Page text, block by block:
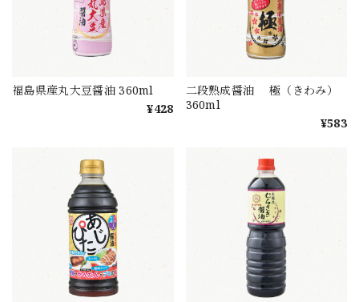
福島県産丸大豆醤油 360ml
¥428
二段熟成醤油 極（きわみ）
360ml
¥583